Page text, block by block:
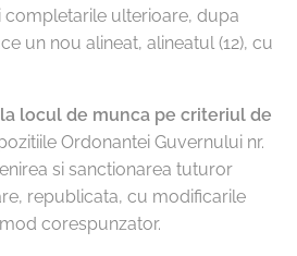
completarile ulterioare, dupa
un nou alineat, alineatul (12), cu
locul de munca pe criteriul de
Ordonantei Guvernului nr.
si sanctionarea tuturor
republicata, cu modificarile
corespunzator.